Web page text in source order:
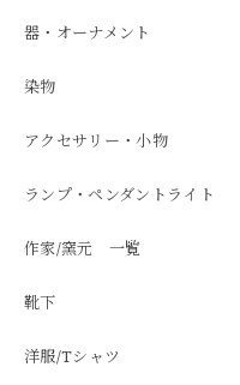
器・オーナメント
染物
アクセサリー・小物
ランプ・ペンダントライト
作家/窯元 一覧
靴下
洋服/Tシャツ